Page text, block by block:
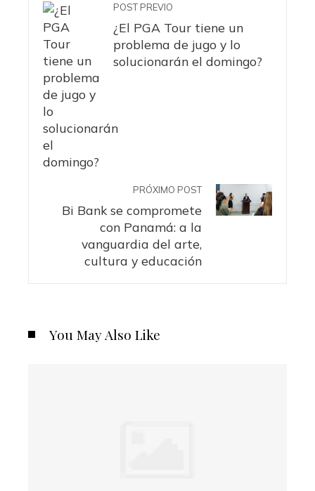
POST PREVIO
¿El PGA Tour tiene un
problema de jugo y lo
solucionarán el domingo?
PRÓXIMO POST
Bi Bank se compromete
con Panamá: a la
vanguardia del arte,
cultura y educación
You May Also Like